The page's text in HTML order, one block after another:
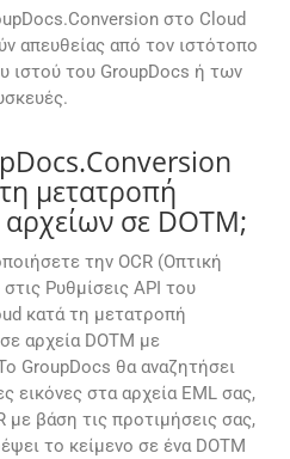
στο Cloud
απευθείας από τον ιστότοπο
ιστού του GroupDocs ή των
μετατροπή
σε DOTM;
την OCR (Οπτική
Ρυθμίσεις API του
κατά τη μετατροπή
αρχεία DOTM με
GroupDocs θα αναζητήσει
εικόνες στα αρχεία EML σας,
με βάση τις προτιμήσεις σας,
το κείμενο σε ένα DOTM